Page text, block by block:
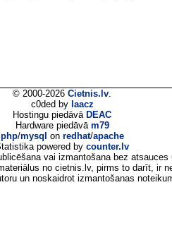
© 2000-2026 Cietnis.lv.
c0ded by laacz
Hostingu piedāvā DEAC
Hardware piedāvā m79
php/mysql on redhat/apache
powered by counter.lv
vai izmantošana bez
no cietnis.lv, pirms to darīt, ir
un noskaidrot izmantošanas